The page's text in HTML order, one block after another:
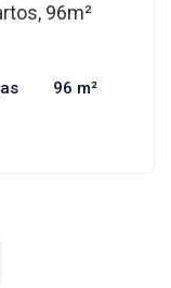
96m²
96 m²